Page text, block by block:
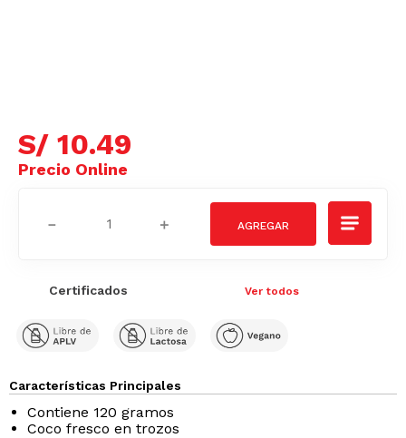
S/ 10.49
＋
－
Certificados Ver todos
Características Principales
Contiene 120 gramos
Coco fresco en trozos